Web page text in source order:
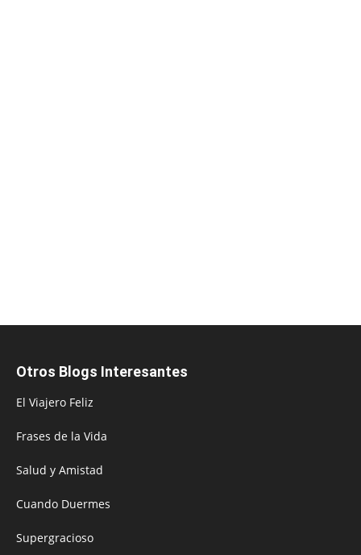
Otros Blogs Interesantes
El Viajero Feliz
Frases de la Vida
Salud y Amistad
Cuando Duermes
Supergracioso